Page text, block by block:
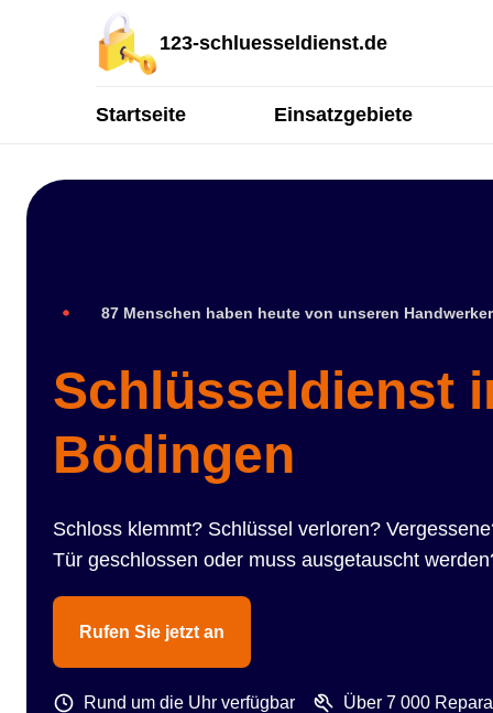
123-schluesseldienst.de
Startseite Einsatzgebiete
87 Menschen haben heute von unseren
Schlüsseldienst
Bödingen
Schloss klemmt? Schlüssel verloren?
Tür geschlossen oder muss ausgetauscht
Rufen Sie jetzt an
Rund um die Uhr verfügbar
Über 7 000